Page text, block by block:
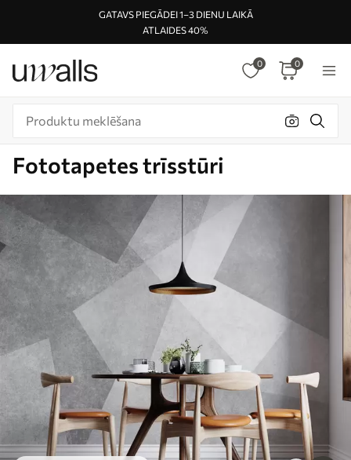
GATAVS PIEGĀDEI 1–3 DIENU LAIKĀ
ATLAIDES 40%
0 0
Fototapetes trīsstūri